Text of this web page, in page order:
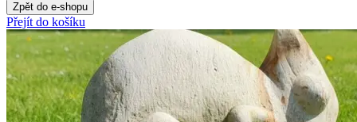
Zpět do e-shopu
Přejít do košíku